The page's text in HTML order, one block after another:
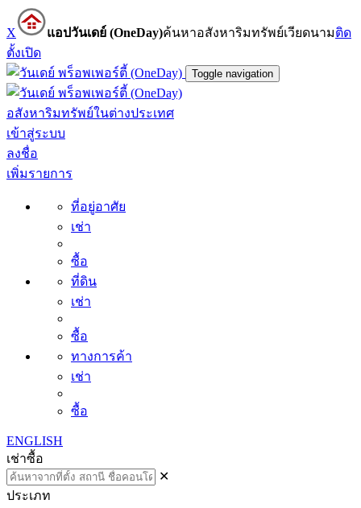
X แอปวันเดย์ (OneDay)ค้นหาอสังหาริมทรัพย์เวียดนามติด
ตั้งเปิด
Toggle navigation
อสังหาริมทรัพย์ในต่างประเทศ
เข้าสู่ระบบ
ลงชื่อ
เพิ่มรายการ
ที่อยู่อาศัย
เช่า
ซื้อ
ที่ดิน
เช่า
ซื้อ
ทางการค้า
เช่า
ซื้อ
ENGLISH
เช่าซื้อ
✕
ประเภท